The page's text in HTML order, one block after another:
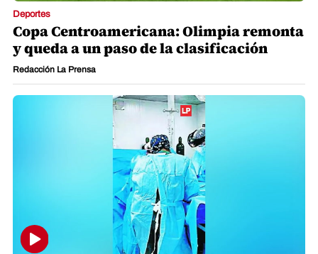
Deportes
Copa Centroamericana: Olimpia remonta
y queda a un paso de la clasificación
Redacción La Prensa